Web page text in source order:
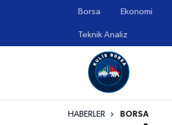
Borsa Ekonomi
Teknik Analiz
HABERLER BORSA
Borsa
Hisse Yorumu
Hava Durumu
Trafik Durumu